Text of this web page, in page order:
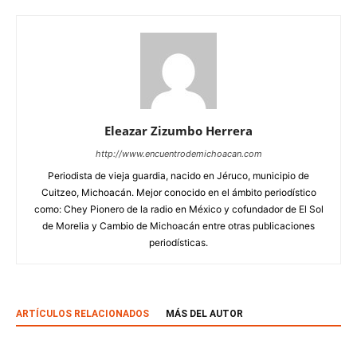
Eleazar Zizumbo Herrera
http://www.encuentrodemichoacan.com
Periodista de vieja guardia, nacido en Jéruco, municipio de
Cuitzeo, Michoacán. Mejor conocido en el ámbito periodístico
como: Chey Pionero de la radio en México y cofundador de El Sol
de Morelia y Cambio de Michoacán entre otras publicaciones
periodísticas.
ARTÍCULOS RELACIONADOS MÁS DEL AUTOR